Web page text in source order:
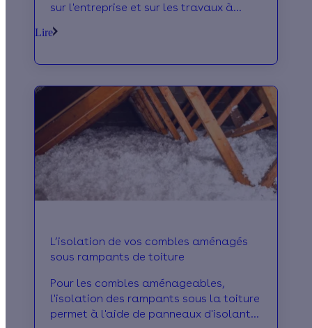
sur l'entreprise et sur les travaux à
sur ce document.
Lire
L’isolation de vos combles aménagés
sous rampants de toiture
Pour les combles aménageables,
l'isolation des rampants sous la toiture
permet à l'aide de panneaux d'isolants